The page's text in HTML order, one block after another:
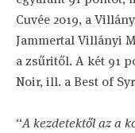
Cuvée 2019, a
Jammertal Villányi
a zsűritől. A két 91
Noir, ill. a Best of
“A kezdetektől az a